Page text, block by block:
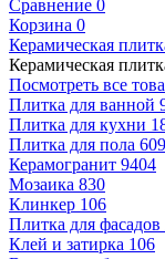
Сравнение 0
Корзина 0
Керамическая
Керамическая
Посмотреть все
Плитка для ванной
Плитка для кухни
Плитка для пола 609
Керамогранит 9404
Мозаика 830
Клинкер 106
Плитка для фасадов
Клей и затирка 106